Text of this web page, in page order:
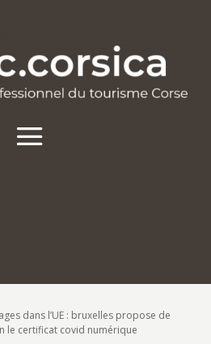
dans l’UE : bruxelles propose de
le certificat covid numérique